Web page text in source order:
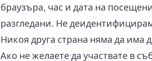
браузъра, час и дата на
разгледани. Не
Никоя друга страна няма да
Ако не желаете да участвате в